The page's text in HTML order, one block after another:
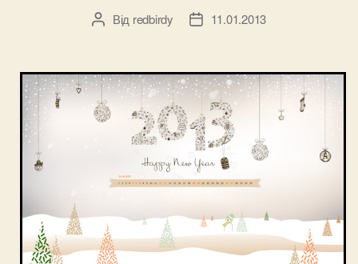
Автор
Від redbirdy
Дата11.01.2013